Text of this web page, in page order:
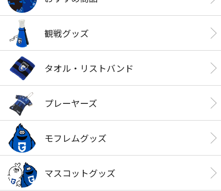
観戦グッズ
タオル・リストバンド
プレーヤーズ
モフレムグッズ
マスコットグッズ